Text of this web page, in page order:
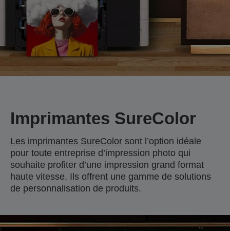
Imprimantes SureColor
Les imprimantes SureColor sont l’option idéale
pour toute entreprise d’impression photo qui
souhaite profiter d’une impression grand format
haute vitesse. Ils offrent une gamme de solutions
de personnalisation de produits.